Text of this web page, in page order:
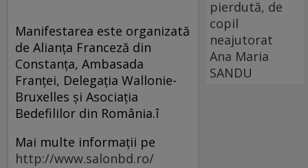
Manifestarea este organizată
de Alianţa Franceză din
Constanţa, Ambasada
Franţei, Delegaţia Wallonie-
Bruxelles şi Asociaţia
Bedefililor din România.î
Mai multe informații pe
http://www.salonbd.ro/
pierdută, de
copil
neajutorat
Ana Maria
SANDU